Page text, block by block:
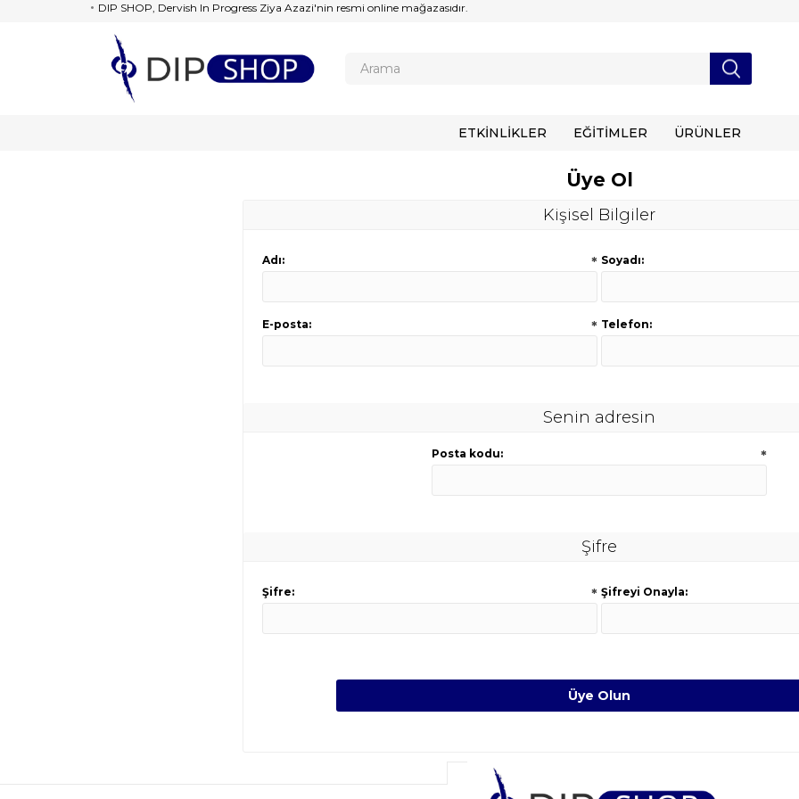
DIP SHOP, Dervish In Progress Ziya Azazi'nin resmi online mağazasıdır.
ETKİNLİKLER EĞİTİMLER ÜRÜNLER
Üye Ol
Kişisel Bilgiler
Adı: * Soyadı:
E-posta: * Telefon:
Senin adresin
Posta kodu: *
Şifre
Şifre: * Şifreyi Onayla: